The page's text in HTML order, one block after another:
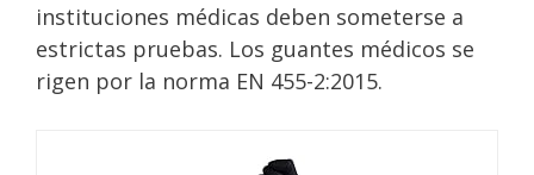
instituciones médicas deben someterse a
estrictas pruebas. Los guantes médicos se
rigen por la norma EN 455-2:2015.